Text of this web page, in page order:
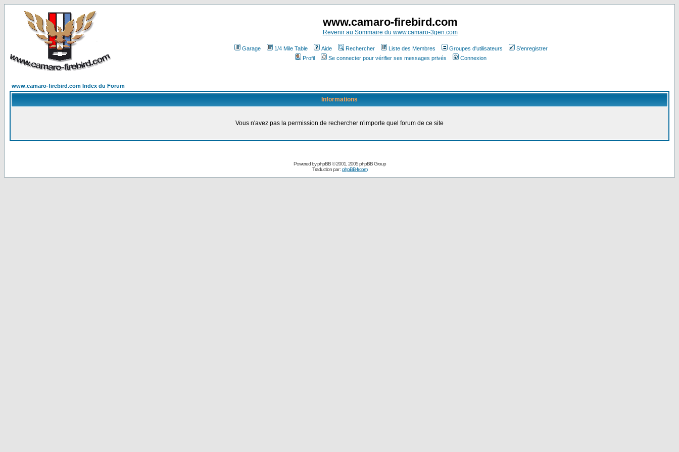
www.camaro-firebird.com
Revenir au Sommaire du www.camaro-3gen.com
Garage 1/4 Mile Table Aide Rechercher Liste des Membres Groupes d'utilisateurs
S'enregistrer
Profil
Se connecter pour vérifier ses messages privés Connexion
www.camaro-firebird.com Index du Forum
Informations
Vous n'avez pas la permission de rechercher n'importe quel forum de ce site
Powered byphpBB© 2001, 2005 phpBB Group
Traduction par :phpBB-fr.com